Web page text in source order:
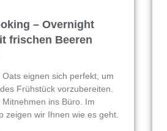
– Overnight
frischen Beeren
eignen sich perfekt, um
Frühstück vorzubereiten.
Mitnehmen ins Büro. Im
zeigen wir Ihnen wie es geht.